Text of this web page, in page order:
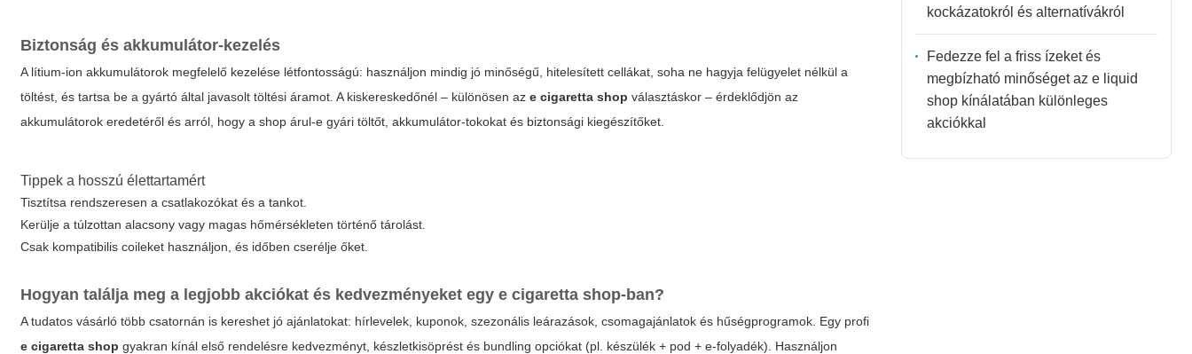
Biztonság és akkumulátor-kezelés
A lítium-ion akkumulátorok megfelelő kezelése létfontosságú: használjon mindig jó minőségű, hitelesített cellákat, soha ne hagyja felügyelet nélkül a
töltést, és tartsa be a gyártó által javasolt töltési áramot. A kiskereskedőnél – különösen aze cigaretta shop választáskor – érdeklődjön az
akkumulátorok eredetéről és arról, hogy a shop árul-e gyári töltőt, akkumulátor-tokokat és biztonsági kiegészítőket.
Tippek a hosszú élettartamért
Tisztítsa rendszeresen a csatlakozókat és a tankot.
Kerülje a túlzottan alacsony vagy magas hőmérsékleten történő tárolást.
Csak kompatibilis coileket használjon, és időben cserélje őket.
Hogyan találja meg a legjobb akciókat és kedvezményeket egye cigaretta shop-ban?
A tudatos vásárló több csatornán is kereshet jó ajánlatokat: hírlevelek, kuponok, szezonális leárazások, csomagajánlatok és hűségprogramok. Egy profi
e cigaretta shop gyakran kínál első rendelésre kedvezményt, készletkisöprést és bundling opciókat (pl. készülék + pod + e-folyadék). Használjon
kockázatokról és alternatívákról
Fedezze fel a friss ízeket és
megbízható minőséget az e liquid
shop kínálatában különleges
akciókkal